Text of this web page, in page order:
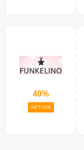
40%
AKTION